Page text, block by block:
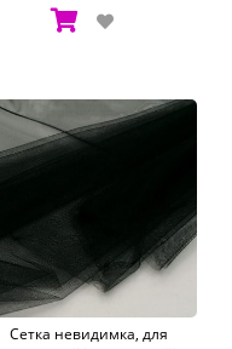
Сетка невидимка, для